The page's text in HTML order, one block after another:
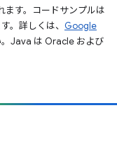
ます。コードサンプルは
。詳しくは、 Google
。Java は Oracle および